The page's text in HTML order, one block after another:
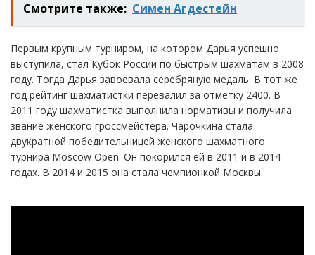
Смотрите также: Симен Агдестейн
Первым крупным турниром, на котором Дарья успешно
выступила, стал Кубок России по быстрым шахматам в 2008
году. Тогда Дарья завоевала серебряную медаль. В тот же
год рейтинг шахматистки перевалил за отметку 2400. В
2011 году шахматистка выполнила нормативы и получила
звание женского гроссмейстера. Чарочкина стала
двукратной победительницей женского шахматного
турнира Moscow Open. Он покорился ей в 2011 и в 2014
годах. В 2014 и 2015 она стала чемпионкой Москвы.